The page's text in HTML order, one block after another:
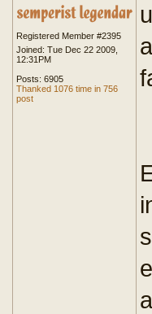
Registered Member #2395
Joined: Tue Dec 22 2009,
12:31PM
Posts: 6905
Thanked 1076 time in 756
post